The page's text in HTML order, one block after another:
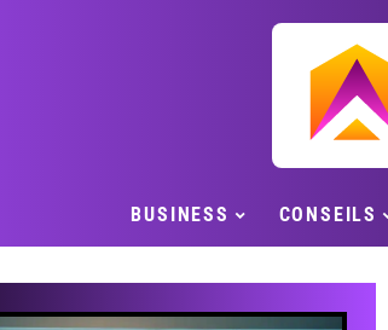
BUSINESS CONSEILS